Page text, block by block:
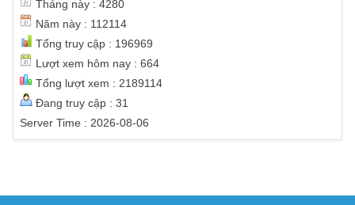
Tháng này : 4280
Năm này : 112114
Tổng truy cập : 196969
Lượt xem hôm nay : 664
Tổng lượt xem : 2189114
Đang truy cập : 31
Server Time : 2026-08-06